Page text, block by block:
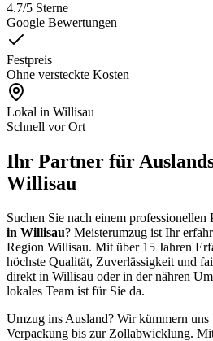
4.7/5 Sterne
Google Bewertungen
Festpreis
Ohne versteckte Kosten
Lokal in Willisau
Schnell vor Ort
Ihr Partner für
Willisau
Suchen Sie nach einem professionellen
in Willisau? Meisterumzug ist Ihr
Region Willisau. Mit über 15 Jahren
höchste Qualität, Zuverlässigkeit und
direkt in Willisau oder in der nähren
lokales Team ist für Sie da.
Umzug ins Ausland? Wir kümmern uns
Verpackung bis zur Zollabwicklung.